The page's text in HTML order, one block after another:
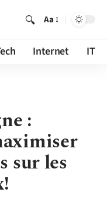
Aa
Internet IT
:
sur les